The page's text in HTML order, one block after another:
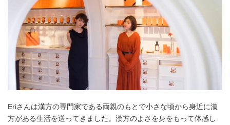
Eriさんは漢方の専門家である両親のもとで小さな頃から身近に漢
方がある生活を送ってきました。漢方のよさを身をもって体感し